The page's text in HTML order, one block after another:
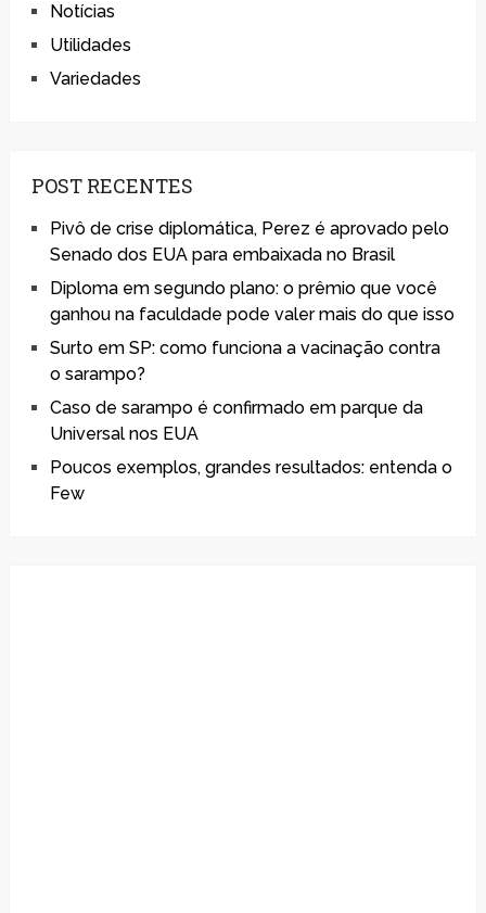
Notícias
Utilidades
Variedades
POST RECENTES
Pivô de crise diplomática, Perez é aprovado pelo
Senado dos EUA para embaixada no Brasil
Diploma em segundo plano: o prêmio que você
ganhou na faculdade pode valer mais do que isso
Surto em SP: como funciona a vacinação contra
o sarampo?
Caso de sarampo é confirmado em parque da
Universal nos EUA
Poucos exemplos, grandes resultados: entenda o
Few